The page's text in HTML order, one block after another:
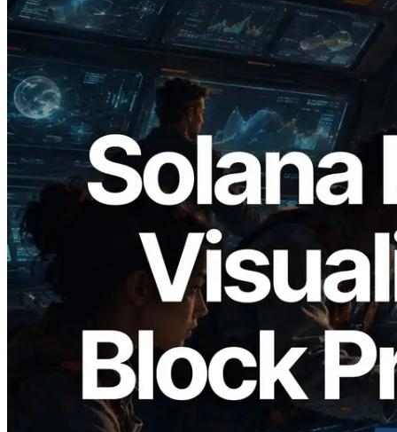
2026.05.24
Validators Solutions lance le Solana Block
Analyzer — Visualisation du temps de
production de bloc par slot et des
validateurs assignés